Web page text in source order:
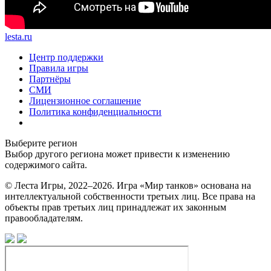
lesta.ru
Центр поддержки
Правила игры
Партнёры
СМИ
Лицензионное соглашение
Политика конфиденциальности
Выберите регион
Выбор другого региона может привести к изменению
содержимого сайта.
© Леста Игры, 2022–2026. Игра «Мир танков» основана на
интеллектуальной собственности третьих лиц. Все права на
объекты прав третьих лиц принадлежат их законным
правообладателям.